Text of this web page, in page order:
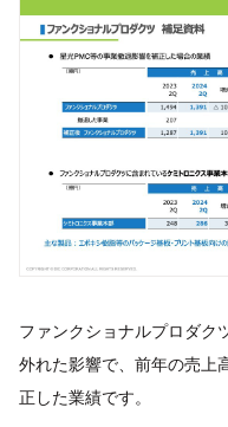
ファンクショナルプロダク
外れた影響で、前年の売上
正した業績です。